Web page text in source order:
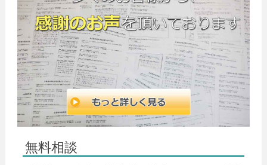
無料相談